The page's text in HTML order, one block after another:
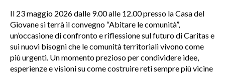
Il 23 maggio 2026 dalle 9.00 alle 12.00 presso la Casa del
Giovane si terrà il convegno “Abitare le comunità”,
un’occasione di confronto e riflessione sul futuro di Caritas e
sui nuovi bisogni che le comunità territoriali vivono come
più urgenti. Un momento prezioso per condividere idee,
esperienze e visioni su come costruire reti sempre più vicine